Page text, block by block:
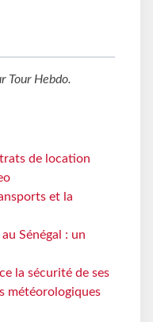
Tour Hebdo.
de location
et la
Sénégal : un
la sécurité de ses
météorologiques